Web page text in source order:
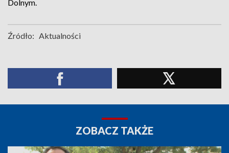
Dolnym.
Źródło: Aktualności
ZOBACZ TAKŻE